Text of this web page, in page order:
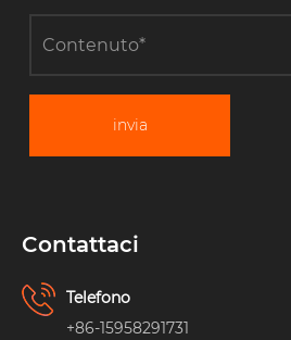
invia
Contattaci
Telefono
+86-15958291731